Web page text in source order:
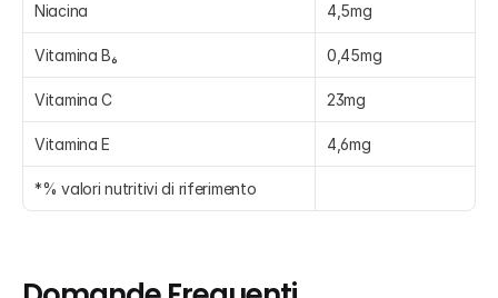
Niacina 4,5mg
Vitamina B₆ 0,45mg
Vitamina C 23mg
Vitamina E 4,6mg
*% valori nutritivi di riferimento